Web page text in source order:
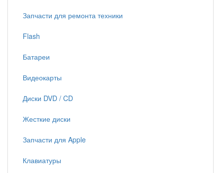
Запчасти для ремонта техники
Flash
Батареи
Видеокарты
Диски DVD / CD
Жесткие диски
Запчасти для Apple
Клавиатуры